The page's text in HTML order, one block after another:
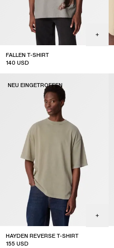
FALLEN T-SHIRT
140 USD
HAYDEN REVERSE T-SHIRT
155 USD
NEU EINGETROFFEN